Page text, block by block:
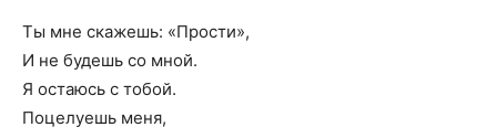
Ты мне скажешь: «Прости»,
И не будешь со мной.
Я остаюсь с тобой.
Поцелуешь меня,